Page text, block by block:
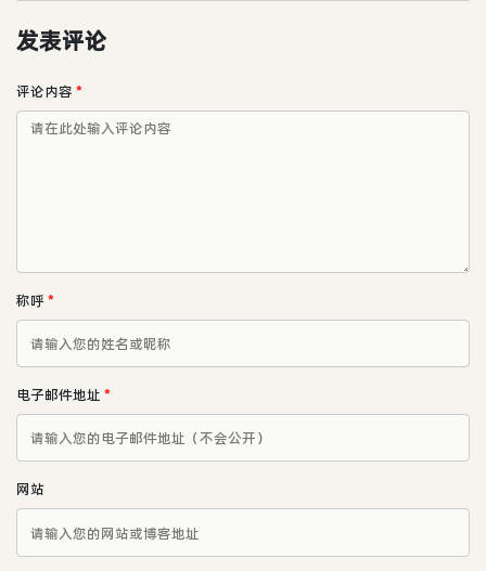
发表评论
评论内容 *
称呼*
电子邮件地址 *
网站